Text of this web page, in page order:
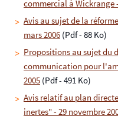
commercial à Wickrange
Avis au sujet de la
mars 2006 (Pdf - 88 Ko)
Propositions au sujet du
communication pour
2005 (Pdf - 491 Ko)
Avis relatif au plan
inertes" - 29 novembre